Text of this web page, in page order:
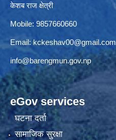
केशब राज क्षेत्री
Mobile: 9857660660
Email: kckeshav00@gmail.com
info@barengmun.gov.np
eGov services
घटना दर्ता
सामाजिक सुरक्षा